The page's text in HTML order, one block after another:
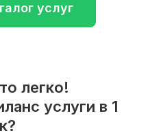
услуг
легко!
услуги в 1